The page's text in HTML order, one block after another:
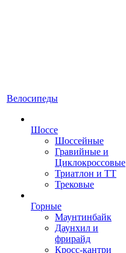
Велосипеды
Шоссе
Шоссейные
Гравийные и
Циклокроссовые
Триатлон и ТТ
Трековые
Горные
Маунтинбайк
Даунхил и
фрирайд
Кросс-кантри